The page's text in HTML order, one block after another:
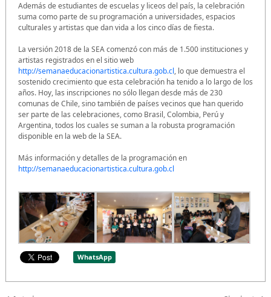
Además de estudiantes de escuelas y liceos del país, la celebración
suma como parte de su programación a universidades, espacios
culturales y artistas que dan vida a los cinco días de fiesta.
La versión 2018 de la SEA comenzó con más de 1.500 instituciones y
artistas registrados en el sitio web
http://semanaeducacionartistica.cultura.gob.cl, lo que demuestra el
sostenido crecimiento que esta celebración ha tenido a lo largo de los
años. Hoy, las inscripciones no sólo llegan desde más de 230
comunas de Chile, sino también de países vecinos que han querido
ser parte de las celebraciones, como Brasil, Colombia, Perú y
Argentina, todos los cuales se suman a la robusta programación
disponible en la web de la SEA.
Más información y detalles de la programación en
http://semanaeducacionartistica.cultura.gob.cl
WhatsApp